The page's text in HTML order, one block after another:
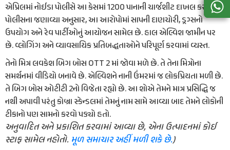
એપ્રિલમાં નોઈડા પોલીસે આ કેસમાં 1200 પાનાની ચાર્જશીટ દાખલ કરી હતી.
પોલીસના જણાવ્યા અનુસાર, આ આરોપોમાં સાપની દાણચોરી, ડ્રગ્સનો
ઉપયોગ અને રેવ પાર્ટીઓનું આયોજન સામેલ છે. હાલ એલ્વિશ જામીન પર
છે. વ્લોગિંગ અને વ્યાવસાયિક પ્રતિબદ્ધતાઓને પરિપૂર્ણ કરવામાં વ્યસ્ત.
તેનો મિત્ર લવકેશ બિગ બોસ OTT 2 માં જોવા મળે છે. તે તેના મિત્રોના
સમર્થનમાં વીડિયો બનાવે છે. એલ્વિશને નાની ઉંમરમાં જ લોકપ્રિયતા મળી છે.
તે બિગ બોસ ઓટીટી 2નો વિજેતા રહ્યો છે. આ શોએ તેમને માત્ર પ્રસિદ્ધિ જ
નથી અપાવી પરંતુ કોબ્રા સ્કેન્ડલમાં તેમનું નામ સામે આવ્યા બાદ તેમને લોકોની
ટીકાનો પણ સામનો કરવો પડ્યો હતો.
અનુવાદિત અને પ્રકાશિત કરવામાં આવ્યા છે, એના ઉત્પાદનમાં કોઈ
સ્ટાફ સામેલ નહોતો. મૂળ સમાચાર અહીં મળી શકે છે.)